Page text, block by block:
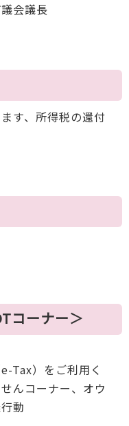
会議長
す、所得税の還付
コーナー＞
Tax）をご利用く
んコーナー、オウ
動